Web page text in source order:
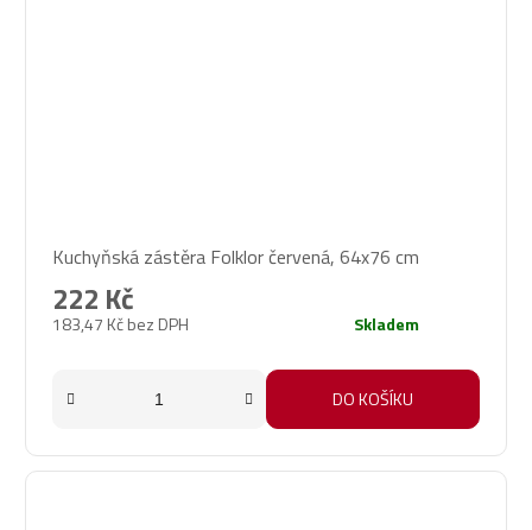
hodnocení
produktu
je
Kuchyňská zástěra Folklor červená, 64x76 cm
183,47 Kč bez DPH
222 Kč
Skladem
DO KOŠÍKU